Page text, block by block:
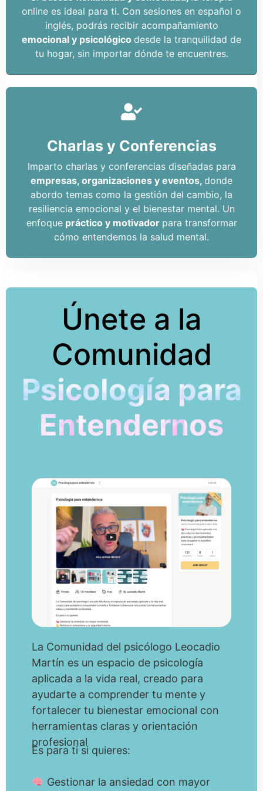
online es ideal para ti. Con sesiones en español o
inglés, podrás recibir acompañamiento
emocional y psicológico desde la tranquilidad de
tu hogar, sin importar dónde te encuentres.
Charlas y Conferencias
Imparto charlas y conferencias diseñadas para
empresas, organizaciones y eventos, donde
abordo temas como la gestión del cambio, la
resiliencia emocional y el bienestar mental. Un
enfoquepráctico y motivador para transformar
cómo entendemos la salud mental.
Únete a la
Comunidad
Psicología para
Entendernos
La Comunidad del psicólogo Leocadio
Martín es un espacio de psicología
aplicada a la vida real, creado para
ayudarte a comprender tu mente y
fortalecer tu bienestar emocional con
herramientas claras y orientación
profesional
Es para ti si quieres:
Gestionar la ansiedad con mayor